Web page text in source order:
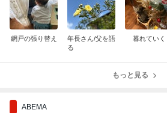
網戸の張り替え
年長さん/父を語
る
暮れていく
もっと見る
ABEMA